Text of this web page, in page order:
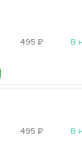
495 Р В
495 Р В